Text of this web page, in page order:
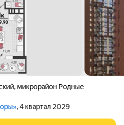
, микрорайон Родные
, 4 квартал 2029